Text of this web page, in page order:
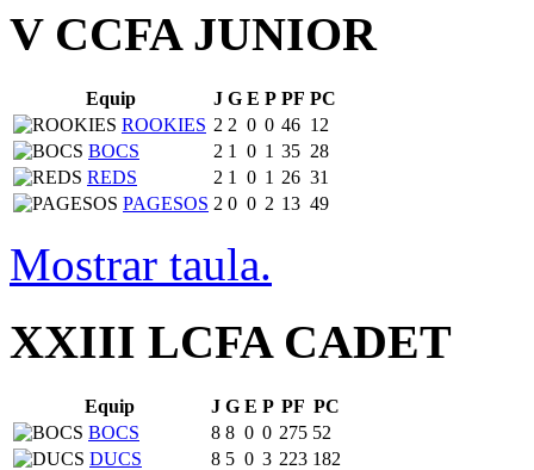
V CCFA JUNIOR
Equip J G E P PF PC
ROOKIES 2 2 0 0 46 12
BOCS
2 1 0 1 35 28
REDS
2 1 0 1 26 31
PAGESOS 2 0 0 2 13 49
Mostrar taula.
XXIII LCFA CADET
Equip J G E P PF PC
BOCS
8 8 0 0 275 52
DUCS
8 5 0 3 223 182